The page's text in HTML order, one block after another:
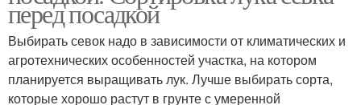
перед посадкой
Выбирать севок надо в зависимости от климатических и
агротехнических особенностей участка, на котором
планируется выращивать лук. Лучше выбирать сорта,
которые хорошо растут в грунте с умеренной